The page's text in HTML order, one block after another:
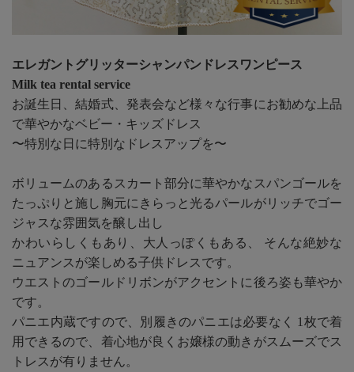
エレガントグリッターシャンパンドレスワンピース
Milk tea rental service
お誕生日、結婚式、発表会など様々な行事にお勧めな上品
で華やかなベビー・キッズドレス
〜特別な日に特別なドレスアップを〜
ボリュームのあるスカート部分に華やかなスパンゴールを
たっぷりと施し胸元にきらっと光るパールがリッチでゴー
ジャスな雰囲気を醸し出し
かわいらしくもあり、大人っぽくもある、 そんな絶妙な
ニュアンスが楽しめる子供ドレスです。
ウエストのゴールドリボンがアクセントに後ろ姿も華やか
です。
パニエ内蔵ですので、別履きのパニエは必要なく 1枚で着
用できるので、着心地が良くお嬢様の動きがスムーズでス
トレスが有りません。